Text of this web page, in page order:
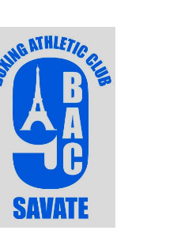
Vainqueur des
Critériums IDF